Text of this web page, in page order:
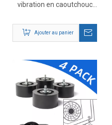
vibration en caoutchouc
Ajouter au panier